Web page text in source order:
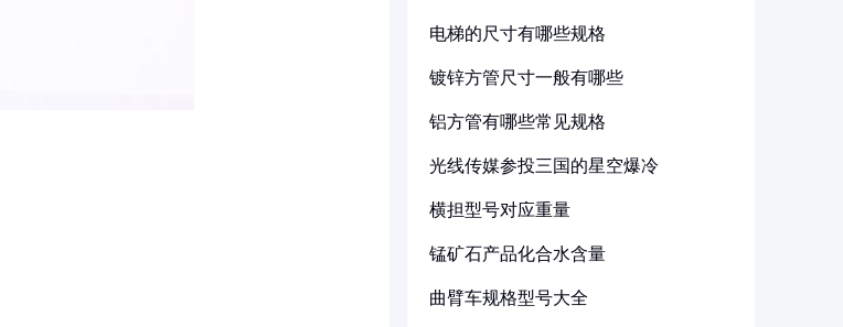
电梯的尺寸有哪些规格
镀锌方管尺寸一般有哪些
铝方管有哪些常见规格
光线传媒参投三国的星空爆冷
横担型号对应重量
锰矿石产品化合水含量
曲臂车规格型号大全